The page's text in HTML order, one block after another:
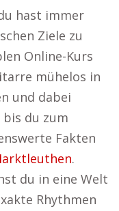
hast immer
Ziele zu
Online-Kurs
mühelos in
und dabei
du zum
Fakten
.
du in eine Welt
Rhythmen